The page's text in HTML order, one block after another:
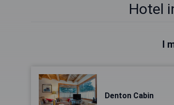
Hotel
I
Denton Cabin